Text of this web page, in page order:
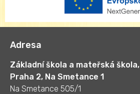
Adresa
Základní škola a mateřská škola,
Praha 2, Na Smetance 1
Na Smetance 505/1